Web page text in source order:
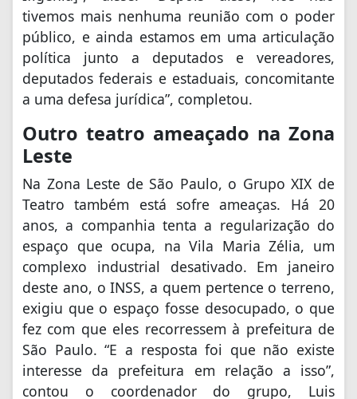
tivemos mais nenhuma reunião com o poder
público, e ainda estamos em uma articulação
política junto a deputados e vereadores,
deputados federais e estaduais, concomitante
a uma defesa jurídica”, completou.
Outro teatro ameaçado na Zona
Leste
Na Zona Leste de São Paulo, o Grupo XIX de
Teatro também está sofre ameaças. Há 20
anos, a companhia tenta a regularização do
espaço que ocupa, na Vila Maria Zélia, um
complexo industrial desativado. Em janeiro
deste ano, o INSS, a quem pertence o terreno,
exigiu que o espaço fosse desocupado, o que
fez com que eles recorressem à prefeitura de
São Paulo. “E a resposta foi que não existe
interesse da prefeitura em relação a isso”,
contou o coordenador do grupo, Luis